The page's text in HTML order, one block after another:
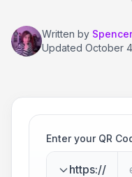
Written by
Updated October
Enter your QR
https://